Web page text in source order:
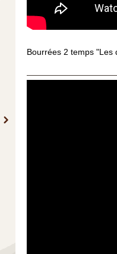
Bourrées 2 temps "Les